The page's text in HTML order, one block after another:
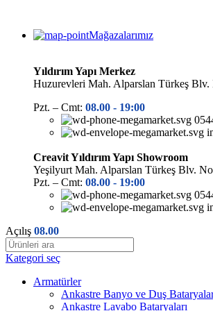
Mağazalarımız
Yıldırım Yapı Merkez
Huzurevleri Mah. Alparslan Türkeş
Pzt. – Cmt: 08.00 - 19:00
Creavit Yıldırım Yapı Showroom
Yeşilyurt Mah. Alparslan Türkeş Blv.
Pzt. – Cmt: 08.00 - 19:00
Açılış 08.00
Kategori seç
Armatürler
Ankastre Banyo ve Duş
Ankastre Lavabo Bataryaları